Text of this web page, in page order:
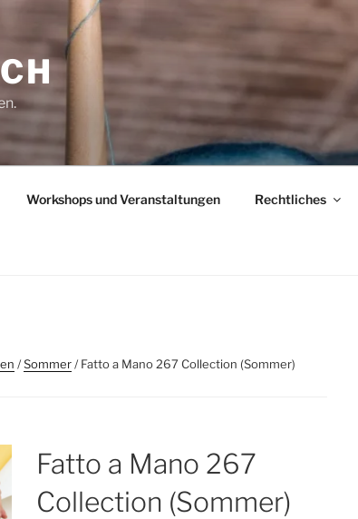
Workshops und Veranstaltungen Rechtliches
/Sommer/ Fatto a Mano 267 Collection (Sommer)
Fatto a Mano 267
Collection (Sommer)